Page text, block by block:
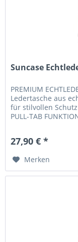
Suncase
PREMIUM
Ledertasche aus
für stilvollen Schutz
PULL-TAB
27,90 € *
Merken